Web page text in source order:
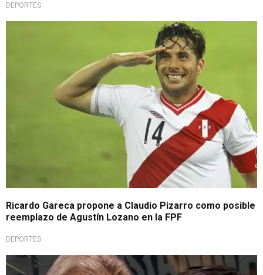
DEPORTES
Ricardo Gareca propone a Claudio Pizarro como posible
reemplazo de Agustín Lozano en la FPF
DEPORTES
Frente a Gareca